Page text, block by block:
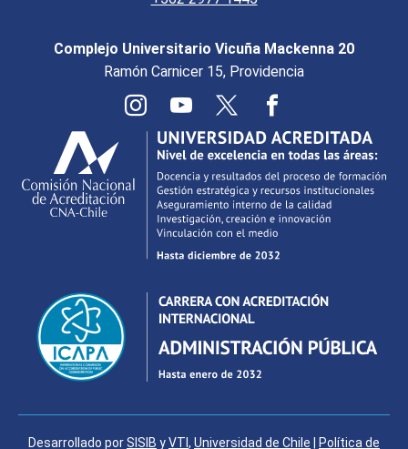
Complejo Universitario Vicuña Mackenna 20
Ramón Carnicer 15, Providencia
Desarrollado porSISIB yVTI , Universidad de Chile Política de